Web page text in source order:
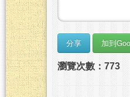
瀏覽次數：773